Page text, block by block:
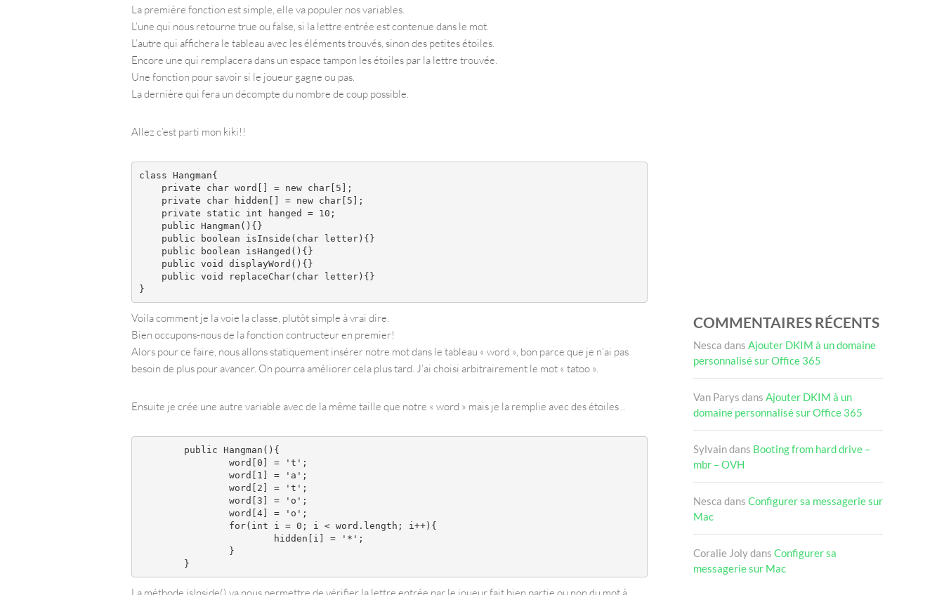
La première fonction est simple, elle va populer nos variables.
L’une qui nous retourne true ou false, si la lettre entrée est contenue dans le mot.
L’autre qui affichera le tableau avec les éléments trouvés, sinon des petites étoiles.
Encore une qui remplacera dans un espace tampon les étoiles par la lettre trouvée.
Une fonction pour savoir si le joueur gagne ou pas.
La dernière qui fera un décompte du nombre de coup possible.
Allez c’est parti mon kiki!!
class Hangman{
    private char word[] = new char[5];
    private char hidden[] = new char[5];
    private static int hanged = 10;
    public Hangman(){}
    public boolean isInside(char letter){}
    public boolean isHanged(){}
    public void displayWord(){}
    public void replaceChar(char letter){}
Voila comment je la voie la classe, plutôt simple à vrai dire.
Bien occupons-nous de la fonction contructeur en premier!
Alors pour ce faire, nous allons statiquement insérer notre mot dans le tableau « word », bon parce que je n’ai pas
besoin de plus pour avancer. On pourra améliorer cela plus tard. J’ai choisi arbitrairement le mot « tatoo ».
Ensuite je crée une autre variable avec de la même taille que notre « word » mais je la remplie avec des étoiles ..
COMMENTAIRES RÉCENTS
Nesca dans Ajouter DKIM à un domaine
personnalisé sur Office 365
Van Parys dans Ajouter DKIM à un
domaine personnalisé sur Office 365
Sylvaindans Booting from hard drive –
mbr – OVH
Nesca dans Configurer sa messagerie sur
Mac
Coralie Jolydans Configurer sa
messagerie sur Mac